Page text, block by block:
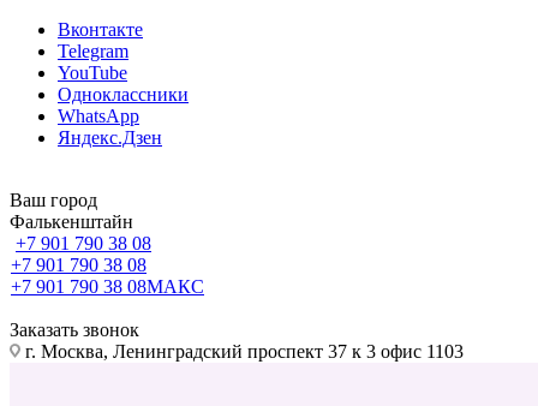
Вконтакте
Telegram
YouTube
Одноклассники
WhatsApp
Яндекс.Дзен
Ваш город
Фалькенштайн
+7 901 790 38 08
+7 901 790 38 08
+7 901 790 38 08МАКС
Заказать звонок
г. Москва, Ленинградский проспект 37 к 3 офис 1103